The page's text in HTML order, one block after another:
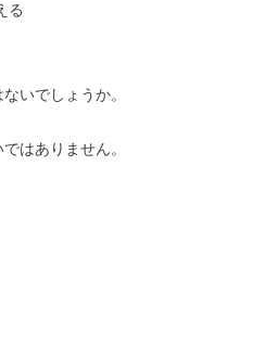
る
いでしょうか。
はありません。